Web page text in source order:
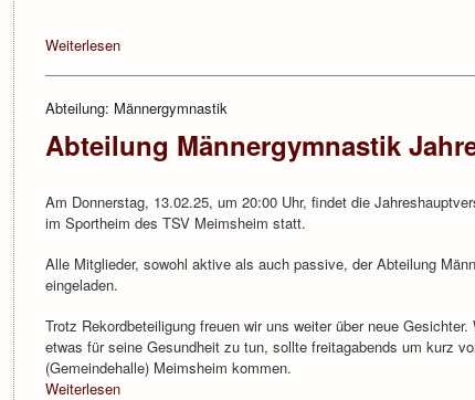
Weiterlesen
Abteilung: Männergymnastik
Abteilung Männergymnastik
Am Donnerstag, 13.02.25, um 20:00 Uhr, findet die
im Sportheim des TSV Meimsheim statt.
Alle Mitglieder, sowohl aktive als auch passive, der Abteilung
eingeladen.
Trotz Rekordbeteiligung freuen wir uns weiter über neue
etwas für seine Gesundheit zu tun, sollte freitagabends um kurz
(Gemeindehalle) Meimsheim kommen.
Weiterlesen